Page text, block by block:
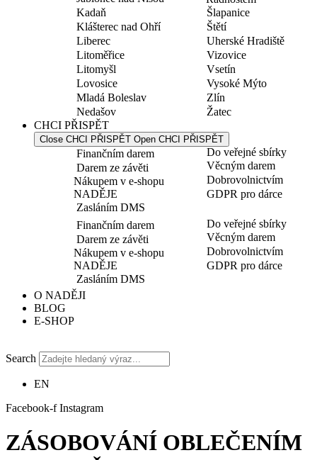
Kadaň
Klášterec nad Ohří
Liberec
Litoměřice
Litomyšl
Lovosice
Mladá Boleslav
Nedašov
Šlapanice
Štětí
Uherské Hradiště
Vizovice
Vsetín
Vysoké Mýto
Zlín
Žatec
CHCI PŘISPĚT
Close CHCI PŘISPĚT Open CHCI PŘISPĚT
Finančním darem
Darem ze závěti
Nákupem v e-shopu
NADĚJE
Zasláním DMS
Do veřejné sbírky
Věcným darem
Dobrovolnictvím
GDPR pro dárce
Finančním darem
Darem ze závěti
Nákupem v e-shopu
NADĚJE
Zasláním DMS
Do veřejné sbírky
Věcným darem
Dobrovolnictvím
GDPR pro dárce
O NADĚJI
BLOG
E-SHOP
Search
EN
Facebook-f Instagram
ZÁSOBOVÁNÍ OBLEČENÍM